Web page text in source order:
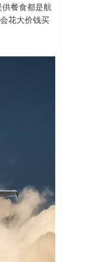
餐食都是航
花大价钱买